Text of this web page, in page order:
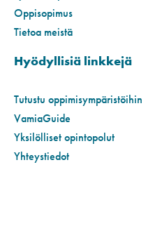
Oppisopimus
Tietoa meistä
Hyödyllisiä linkkejä
Tutustu oppimisympäristöihin
VamiaGuide
Yksilölliset opintopolut
Yhteystiedot